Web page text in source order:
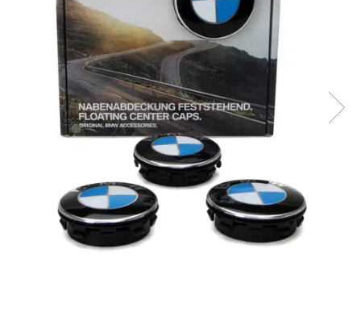
Accesorii interior auto
Brelocuri
Huse Scaun
Inele de Ghidaj
Întreținere Auto
Pistoale de curatat (tornadoare)
Piese de schimb